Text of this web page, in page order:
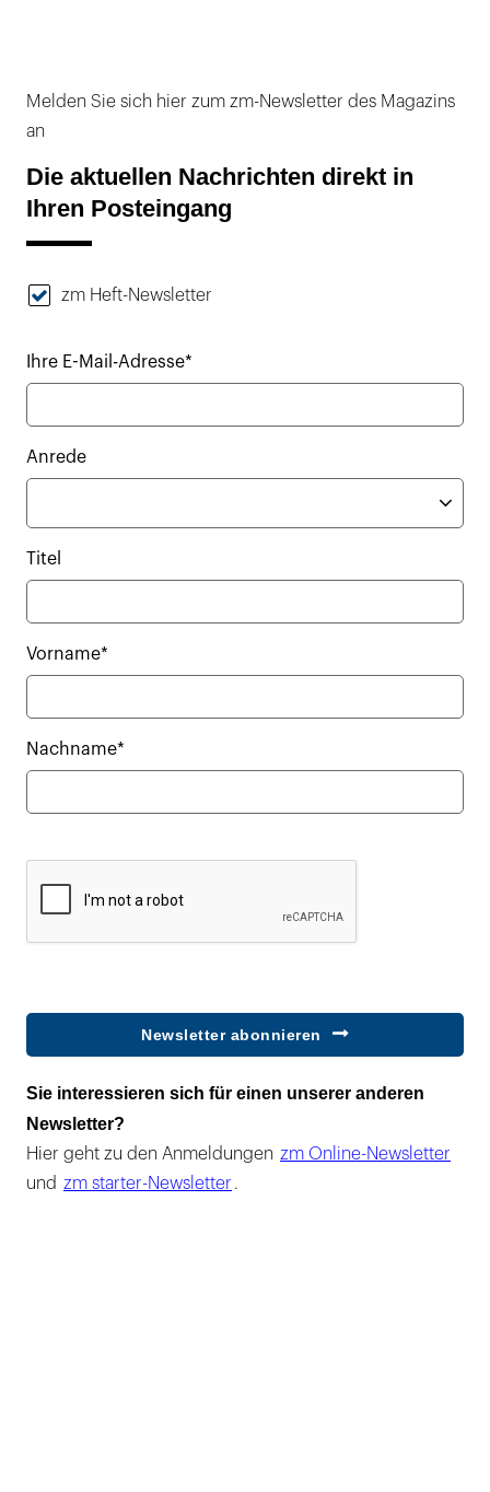
Melden Sie sich hier zum zm-Newsletter des Magazins
an
Die aktuellen Nachrichten direkt in
Ihren Posteingang
zm Heft-Newsletter
Ihre E-Mail-Adresse*
Anrede
Titel
Vorname*
Nachname*
Newsletter abonnieren
Sie interessieren sich für einen unserer anderen
Newsletter?
Hier geht zu den Anmeldungen zm Online-Newsletter
und zm starter-Newsletter .